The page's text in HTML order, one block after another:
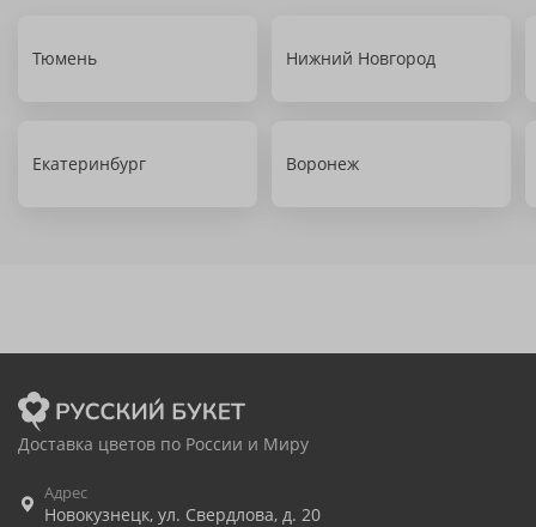
Тюмень Нижний Новгород
Екатеринбург Воронеж
Доставка цветов по России и Миру
Адрес
Новокузнецк, ул. Свердлова, д. 20